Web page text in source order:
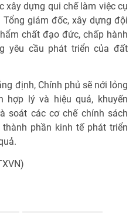
xây dựng qui chế làm việc cụ
giám đốc, xây dựng đội
chất đạo đức, chấp hành
yêu cầu phát triển của đất
định, Chính phủ sẽ nới lỏng
hợp lý và hiệu quả, khuyến
soát các cơ chế chính sách
phần kinh tế phát triển